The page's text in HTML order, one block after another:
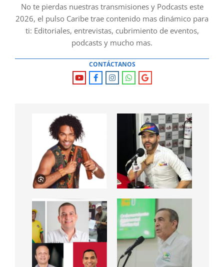
No te pierdas nuestras transmisiones y Podcasts este
2026, el pulso Caribe trae contenido mas dinámico para
ti: Editoriales, entrevistas, cubrimiento de eventos,
podcasts y mucho mas.
CONTÁCTANOS